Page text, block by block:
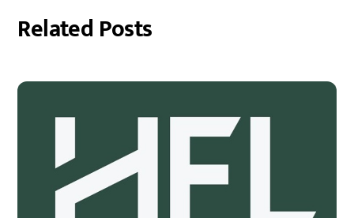
Related Posts